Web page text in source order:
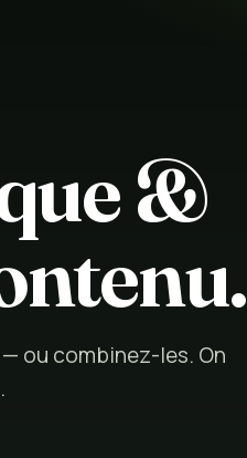
&
ou combinez-les. On